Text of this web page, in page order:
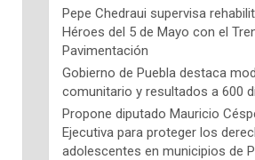
Pepe Chedraui supervisa
Héroes del 5 de Mayo con el
Pavimentación
Gobierno de Puebla destaca
comunitario y resultados a 600
Propone diputado Mauricio
Ejecutiva para proteger los
adolescentes en municipios de